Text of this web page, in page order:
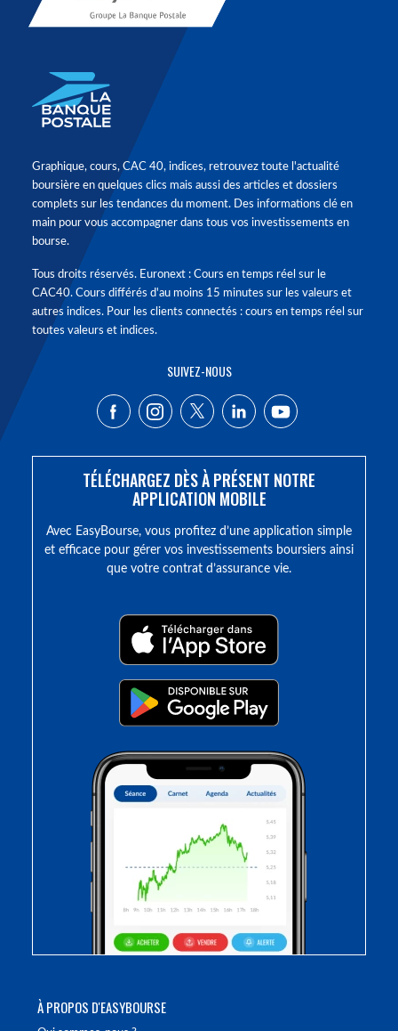
À PROPOS D'EASYBOURSE
Graphique, cours, CAC 40, indices, retrouvez toute l'actualité
boursière en quelques clics mais aussi des articles et dossiers
complets sur les tendances du moment. Des informations clé en
main pour vous accompagner dans tous vos investissements en
bourse.
Tous droits réservés. Euronext : Cours en temps réel sur le
CAC40. Cours différés d'au moins 15 minutes sur les valeurs et
autres indices. Pour les clients connectés : cours en temps réel sur
toutes valeurs et indices.
SUIVEZ-NOUS
TÉLÉCHARGEZ DÈS À PRÉSENT NOTRE
APPLICATION MOBILE
Avec EasyBourse, vous profitez d’une application simple
et efficace pour gérer vos investissements boursiers ainsi
que votre contrat d’assurance vie.